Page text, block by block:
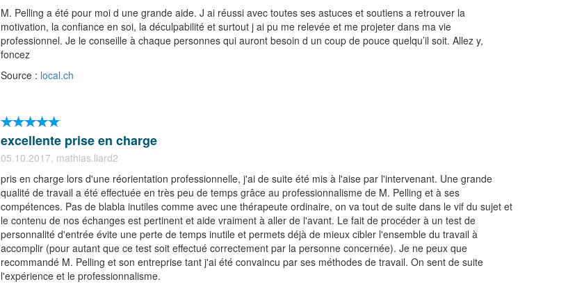
M. Pelling a été pour moi d une grande aide. J ai réussi avec toutes ses astuces et soutiens a retrouver la
motivation, la confiance en soi, la déculpabilité et surtout j ai pu me relevée et me projeter dans ma vie
professionnel. Je le conseille à chaque personnes qui auront besoin d un coup de pouce quelqu’il soit. Allez y,
foncez
Source : local.ch
excellente prise en charge
05.10.2017, mathias.liard2
pris en charge lors d'une réorientation professionnelle, j'ai de suite été mis à l'aise par l'intervenant. Une grande
qualité de travail a été effectuée en très peu de temps grâce au professionnalisme de M. Pelling et à ses
compétences. Pas de blabla inutiles comme avec une thérapeute ordinaire, on va tout de suite dans le vif du sujet et
le contenu de nos échanges est pertinent et aide vraiment à aller de l'avant. Le fait de procéder à un test de
personnalité d'entrée évite une perte de temps inutile et permets déjà de mieux cibler l'ensemble du travail à
accomplir (pour autant que ce test soit effectué correctement par la personne concernée). Je ne peux que
recommandé M. Pelling et son entreprise tant j'ai été convaincu par ses méthodes de travail. On sent de suite
l'expérience et le professionnalisme.